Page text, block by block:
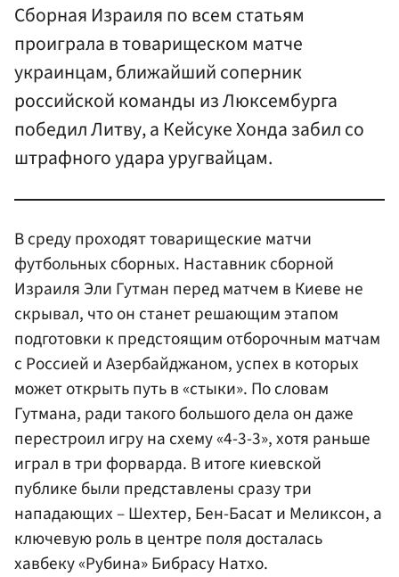
Сборная Израиля по всем статьям
проиграла в товарищеском матче
украинцам, ближайший соперник
российской команды из Люксембурга
победил Литву, а Кейсуке Хонда забил со
штрафного удара уругвайцам.
В среду проходят товарищеские матчи
футбольных сборных. Наставник сборной
Израиля Эли Гутман перед матчем в Киеве не
скрывал, что он станет решающим этапом
подготовки к предстоящим отборочным матчам
с Россией и Азербайджаном, успех в которых
может открыть путь в «стыки». По словам
Гутмана, ради такого большого дела он даже
перестроил игру на схему «4-3-3», хотя раньше
играл в три форварда. В итоге киевской
публике были представлены сразу три
нападающих – Шехтер, Бен-Басат и Меликсон, а
ключевую роль в центре поля досталась
хавбеку «Рубина» Бибрасу Натхо.